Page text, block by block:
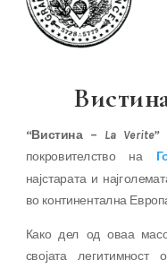
“Вистина – La Verite”
покровителство на
најстарата и
во континентална
Како дел од оваа
својата легитимност